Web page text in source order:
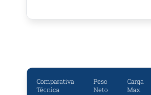
Comparativa
Técnica
Peso
Neto
Carga
Max.